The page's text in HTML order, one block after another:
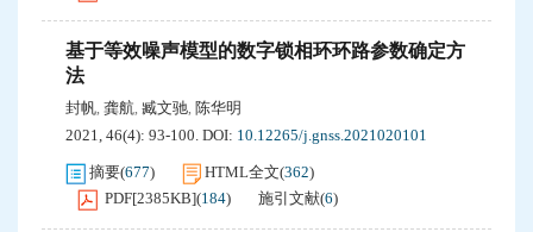
基于等效噪声模型的数字锁相环环路参数确定方
法
封帆, 龚航, 臧文驰, 陈华明
2021, 46(4): 93-100. DOI: 10.12265/j.gnss.2021020101
摘要(677) HTML全文(362)
PDF[2385KB](184) 施引文献(6)